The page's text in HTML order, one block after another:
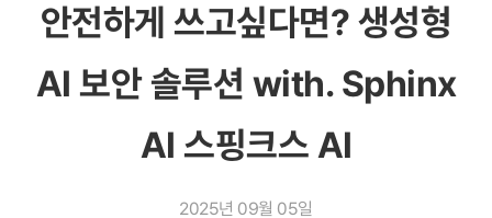
안전하게 쓰고싶다면? 생성형
AI 보안 솔루션 with. Sphinx
AI 스핑크스 AI
2025년 09월 05일